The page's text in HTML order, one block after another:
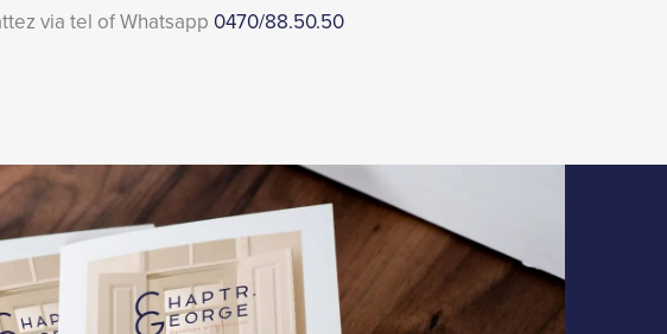
via tel of Whatsapp 0470/88.50.50